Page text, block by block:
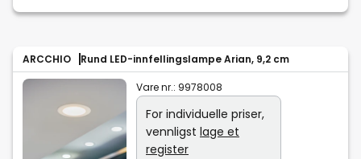
ARCCHIO Rund LED-innfellingslampe Arian, 9,2 cm
Vare nr.: 9978008
For individuelle priser,
vennligst lage et
register